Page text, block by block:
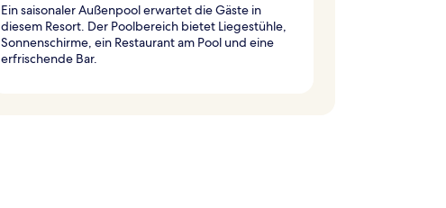
Ein saisonaler Außenpool erwartet die Gäste in
diesem Resort. Der Poolbereich bietet Liegestühle,
Sonnenschirme, ein Restaurant am Pool und eine
erfrischende Bar.